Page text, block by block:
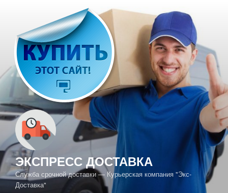
содержимому
ЭКСПРЕСС ДОСТАВКА
Служба срочной доставки — Курьерская компания "Экс-
Доставка"